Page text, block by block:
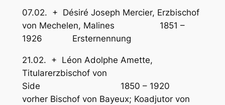
07.02. + Désiré Joseph Mercier, Erzbischof
von Mechelen, Malines 1851 –
1926 Ersternennung
21.02. + Léon Adolphe Amette,
Titularerzbischof von
Side 1850 – 1920
vorher Bischof von Bayeux; Koadjutor von